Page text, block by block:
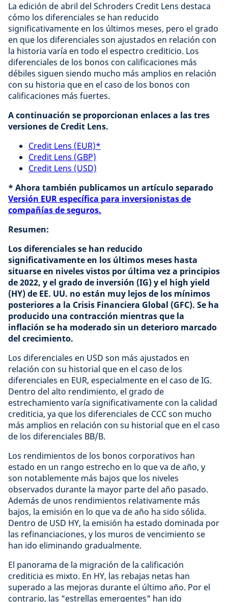
La edición de abril del Schroders Credit Lens destaca
cómo los diferenciales se han reducido
significativamente en los últimos meses, pero el grado
en que los diferenciales son ajustados en relación con
la historia varía en todo el espectro crediticio. Los
diferenciales de los bonos con calificaciones más
débiles siguen siendo mucho más amplios en relación
con su historia que en el caso de los bonos con
calificaciones más fuertes.
A continuación se proporcionan enlaces a las tres
versiones de Credit Lens.
Credit Lens (EUR)*
Credit Lens (GBP)
Credit Lens (USD)
* Ahora también publicamos un artículo separado
Versión EUR específica para inversionistas de
compañías de seguros.
Resumen:
Los diferenciales se han reducido
significativamente en los últimos meses hasta
situarse en niveles vistos por última vez a principios
de 2022, y el grado de inversión (IG) y el high yield
(HY) de EE. UU. no están muy lejos de los mínimos
posteriores a la Crisis Financiera Global (GFC). Se ha
producido una contracción mientras que la
inflación se ha moderado sin un deterioro marcado
del crecimiento.
Los diferenciales en USD son más ajustados en
relación con su historial que en el caso de los
diferenciales en EUR, especialmente en el caso de IG.
Dentro del alto rendimiento, el grado de
estrechamiento varía significativamente con la calidad
crediticia, ya que los diferenciales de CCC son mucho
más amplios en relación con su historial que en el caso
de los diferenciales BB/B.
Los rendimientos de los bonos corporativos han
estado en un rango estrecho en lo que va de año, y
son notablemente más bajos que los niveles
observados durante la mayor parte del año pasado.
Además de unos rendimientos relativamente más
bajos, la emisión en lo que va de año ha sido sólida.
Dentro de USD HY, la emisión ha estado dominada por
las refinanciaciones, y los muros de vencimiento se
han ido eliminando gradualmente.
El panorama de la migración de la calificación
crediticia es mixto. En HY, las rebajas netas han
superado a las mejoras durante el último año. Por el
contrario, las "estrellas emergentes" han ido